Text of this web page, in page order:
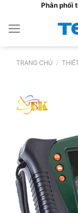
nội
dung
Phân phối
TRANG CHỦ /